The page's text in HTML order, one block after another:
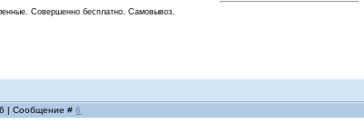
Совершенно бесплатно. Самовывоз.
| Сообщение #6